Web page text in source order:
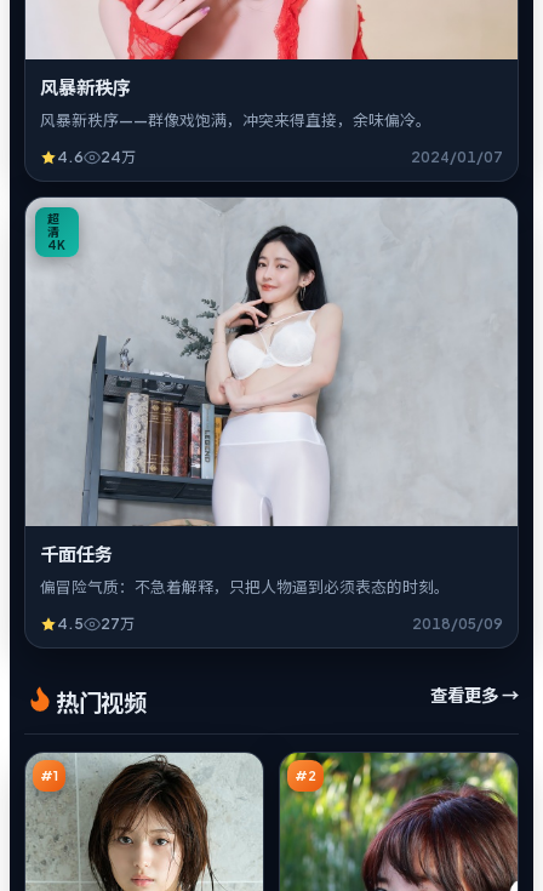
风暴新秩序
风暴新秩序——群像戏饱满，冲突来得直接，余味偏冷。
4.6 24万 2024/01/07
超
清
4K
千面任务
偏冒险气质：不急着解释，只把人物逼到必须表态的时刻。
4.5 27万 2018/05/09
热门视频 查看更多 →
#1
境
风
云
98
万
#2
单万